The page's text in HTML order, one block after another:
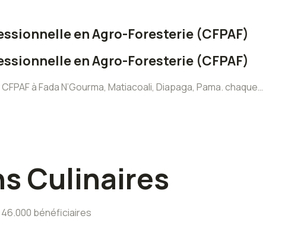
en Agro-Foresterie (CFPAF)
en Agro-Foresterie (CFPAF)
à Fada N’Gourma, Matiacoali, Diapaga, Pama. chaque…
Culinaires
bénéficiaires